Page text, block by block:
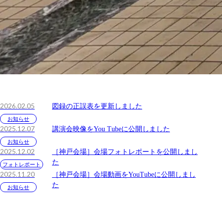
図録の正誤表を更新しました
2026.02.05
お知らせ
講演会映像をYou Tubeに公開しました
2025.12.07
お知らせ
［神戸会場］会場フォトレポートを公開しまし
た
2025.12.02
フォトレポート
［神戸会場］会場動画をYouTubeに公開しまし
た
2025.11.20
お知らせ